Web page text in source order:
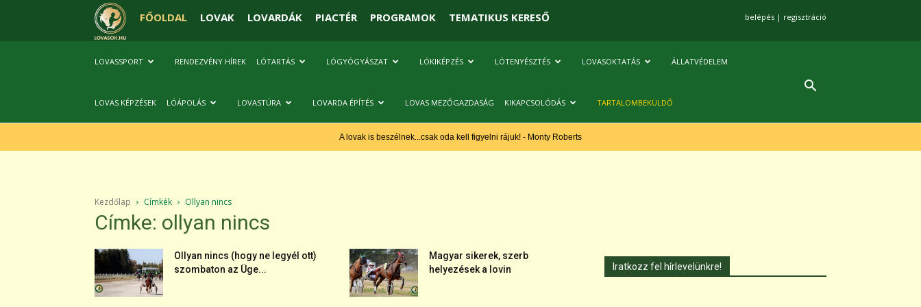
FŐOLDAL LOVAK LOVARDÁK PIACTÉR PROGRAMOK TEMATIKUS KERESŐ belépés | regisztráció
LOVASSPORT RENDEZVÉNY HÍREK LÓTARTÁS LÓGYÓGYÁSZAT LÓKIKÉPZÉS LÓTENYÉSZTÉS LOVASOKTATÁS ÁLLATVÉDELEM
LOVAS KÉPZÉSEK LÓÁPOLÁS LOVASTÚRA LOVARDA ÉPÍTÉS LOVAS MEZŐGAZDASÁG KIKAPCSOLÓDÁS TARTALOMBEKÜLDŐ
A lovak is beszélnek...csak oda kell figyelni rájuk! - Monty Roberts
Kezdőlap Címkék Ollyan nincs
Címke: ollyan nincs
Ollyan nincs (hogy ne legyél ott)
szombaton az Üge...
Magyar sikerek, szerb
helyezések a lovin
Iratkozz fel hírlevelünkre!